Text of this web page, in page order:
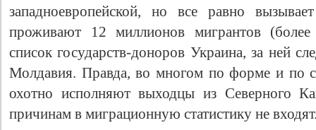
западноевропейской, но все равно
проживают 12 миллионов мигрантов (более
список государств-доноров Украина, за ней
Молдавия. Правда, во многом по форме и по
охотно исполняют выходцы из Северного
причинам в миграционную статистику не